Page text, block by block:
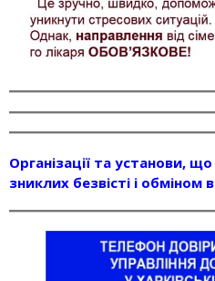
Організації та установи,
зниклих безвісті і обміном